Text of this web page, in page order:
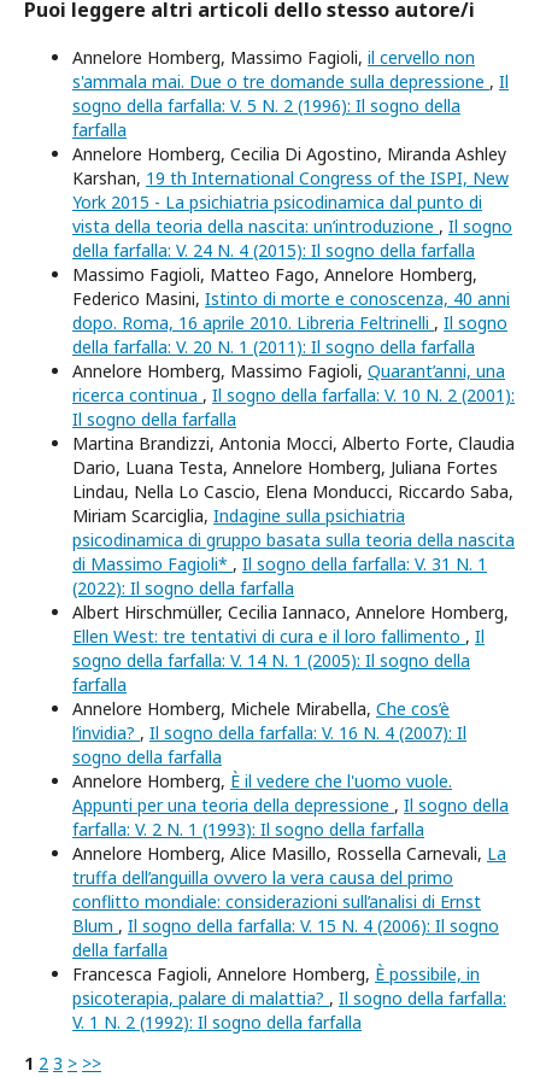
Puoi leggere altri articoli dello stesso autore/i
Annelore Homberg, Massimo Fagioli, il cervello non
s'ammala mai. Due o tre domande sulla depressione , Il
sogno della farfalla: V. 5 N. 2 (1996): Il sogno della
farfalla
Annelore Homberg, Cecilia Di Agostino, Miranda Ashley
Karshan, 19 th International Congress of the ISPI, New
York 2015 - La psichiatria psicodinamica dal punto di
vista della teoria della nascita: un’introduzione , Il sogno
della farfalla: V. 24 N. 4 (2015): Il sogno della farfalla
Massimo Fagioli, Matteo Fago, Annelore Homberg,
Federico Masini, Istinto di morte e conoscenza, 40 anni
dopo. Roma, 16 aprile 2010. Libreria Feltrinelli , Il sogno
della farfalla: V. 20 N. 1 (2011): Il sogno della farfalla
Annelore Homberg, Massimo Fagioli, Quarant’anni, una
ricerca continua , Il sogno della farfalla: V. 10 N. 2 (2001):
Il sogno della farfalla
Martina Brandizzi, Antonia Mocci, Alberto Forte, Claudia
Dario, Luana Testa, Annelore Homberg, Juliana Fortes
Lindau, Nella Lo Cascio, Elena Monducci, Riccardo Saba,
Miriam Scarciglia, Indagine sulla psichiatria
psicodinamica di gruppo basata sulla teoria della nascita
di Massimo Fagioli* , Il sogno della farfalla: V. 31 N. 1
(2022): Il sogno della farfalla
Albert Hirschmüller, Cecilia Iannaco, Annelore Homberg,
Ellen West: tre tentativi di cura e il loro fallimento , Il
sogno della farfalla: V. 14 N. 1 (2005): Il sogno della
farfalla
Annelore Homberg, Michele Mirabella, Che cos’è
l’invidia? , Il sogno della farfalla: V. 16 N. 4 (2007): Il
sogno della farfalla
Annelore Homberg, È il vedere che l'uomo vuole.
Appunti per una teoria della depressione , Il sogno della
farfalla: V. 2 N. 1 (1993): Il sogno della farfalla
Annelore Homberg, Alice Masillo, Rossella Carnevali, La
truffa dell’anguilla ovvero la vera causa del primo
conflitto mondiale: considerazioni sull’analisi di Ernst
Blum , Il sogno della farfalla: V. 15 N. 4 (2006): Il sogno
della farfalla
Francesca Fagioli, Annelore Homberg, Ѐ possibile, in
psicoterapia, palare di malattia? , Il sogno della farfalla:
V. 1 N. 2 (1992): Il sogno della farfalla
1 2 3 > >>